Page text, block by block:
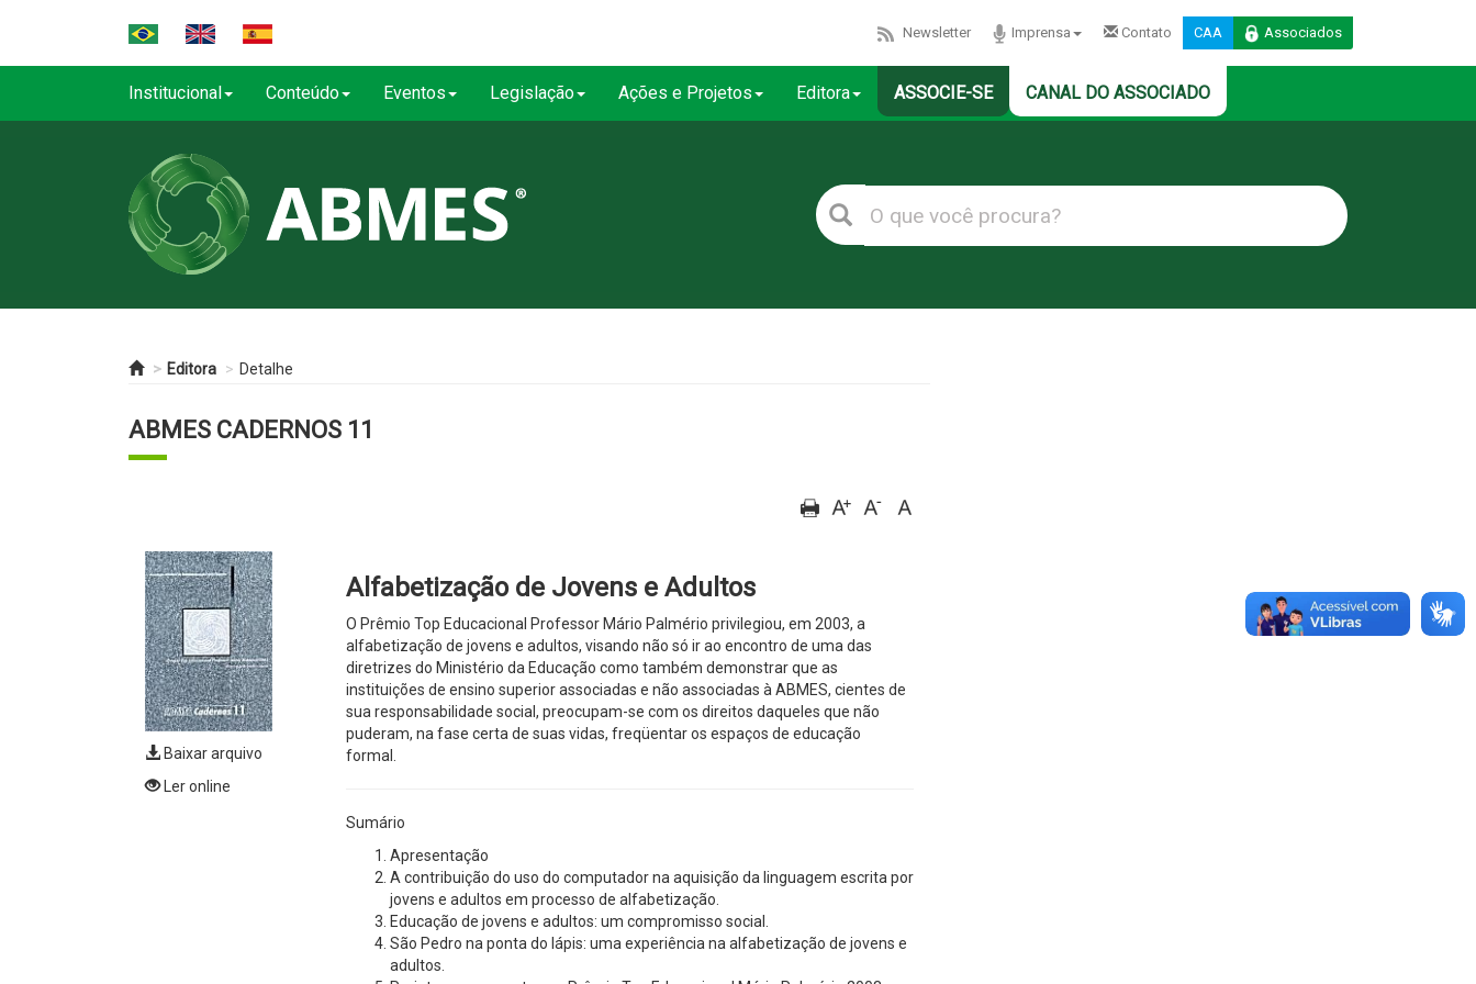
Newsletter Imprensa Contato CAA Associados
Institucional Conteúdo Eventos Legislação Ações e Projetos Editora ASSOCIE-SE CANAL DO ASSOCIADO
Editora Detalhe
ABMES CADERNOS 11
Baixar arquivo
Ler online
Alfabetização de Jovens e Adultos
O Prêmio Top Educacional Professor Mário Palmério privilegiou, em 2003, a
alfabetização de jovens e adultos, visando não só ir ao encontro de uma das
diretrizes do Ministério da Educação como também demonstrar que as
instituições de ensino superior associadas e não associadas à ABMES, cientes de
sua responsabilidade social, preocupam-se com os direitos daqueles que não
puderam, na fase certa de suas vidas, freqüentar os espaços de educação
formal.
Sumário
Apresentação
A contribuição do uso do computador na aquisição da linguagem escrita por
jovens e adultos em processo de alfabetização.
Educação de jovens e adultos: um compromisso social.
São Pedro na ponta do lápis: uma experiência na alfabetização de jovens e
adultos.